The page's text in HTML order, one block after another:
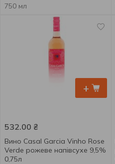
750 мл
+
532.00 ₴
Вино Casal Garcia Vinho Rose
Verde рожеве напівсухе 9,5%
0,75л